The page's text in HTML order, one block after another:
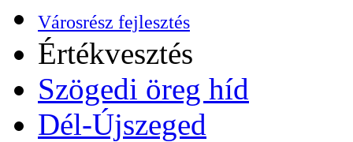
Városrész fejlesztés
Értékvesztés
Szögedi öreg híd
Dél-Újszeged